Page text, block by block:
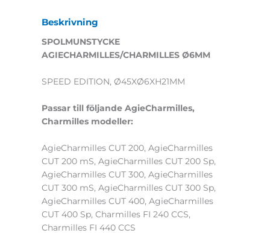
Beskrivning
SPOLMUNSTYCKE
AGIECHARMILLES/CHARMILLES Ø6MM
SPEED EDITION, Ø45XØ6XH21MM
Passar till följande AgieCharmilles,
Charmilles modeller:
AgieCharmilles CUT 200, AgieCharmilles
CUT 200 mS, AgieCharmilles CUT 200 Sp,
AgieCharmilles CUT 300, AgieCharmilles
CUT 300 mS, AgieCharmilles CUT 300 Sp,
AgieCharmilles CUT 400, AgieCharmilles
CUT 400 Sp, Charmilles FI 240 CCS,
Charmilles FI 440 CCS